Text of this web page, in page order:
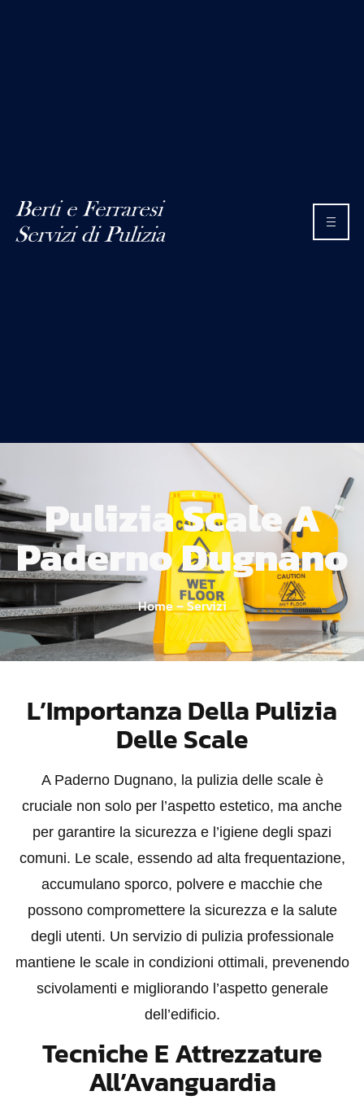
Pulizia Scale A
Paderno Dugnano
Home – Servizi
L’Importanza Della Pulizia
Delle Scale
A Paderno Dugnano, la pulizia delle scale è
cruciale non solo per l’aspetto estetico, ma anche
per garantire la sicurezza e l’igiene degli spazi
comuni. Le scale, essendo ad alta frequentazione,
accumulano sporco, polvere e macchie che
possono compromettere la sicurezza e la salute
degli utenti. Un servizio di pulizia professionale
mantiene le scale in condizioni ottimali, prevenendo
scivolamenti e migliorando l’aspetto generale
dell’edificio.
Tecniche E Attrezzature
All’Avanguardia